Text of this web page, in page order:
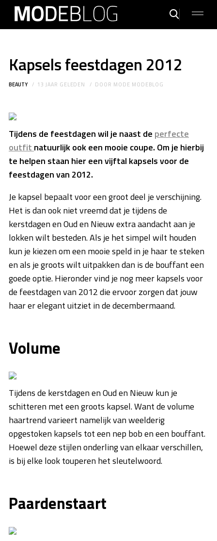
Kapsels feestdagen 2012
BEAUTY 13 JAAR GELEDEN DOOR MODE MODEBLOG
Tijdens de feestdagen wil je naast de perfecte
outfit natuurlijk ook een mooie coupe. Om je hierbij
te helpen staan hier een vijftal kapsels voor de
feestdagen van 2012.
Je kapsel bepaalt voor een groot deel je verschijning.
Het is dan ook niet vreemd dat je tijdens de
kerstdagen en Oud en Nieuw extra aandacht aan je
lokken wilt besteden. Als je het simpel wilt houden
kun je kiezen om een mooie speld in je haar te steken
en als je groots wilt uitpakken dan is de bouffant een
goede optie. Hieronder vind je nog meer kapsels voor
de feestdagen van 2012 die ervoor zorgen dat jouw
haar er elegant uitziet in de decembermaand.
Volume
Tijdens de kerstdagen en Oud en Nieuw kun je
schitteren met een groots kapsel. Want de volume
haartrend varieert namelijk van weelderig
opgestoken kapsels tot een nep bob en een bouffant.
Hoewel deze stijlen onderling van elkaar verschillen,
is bij elke look touperen het sleutelwoord.
Paardenstaart